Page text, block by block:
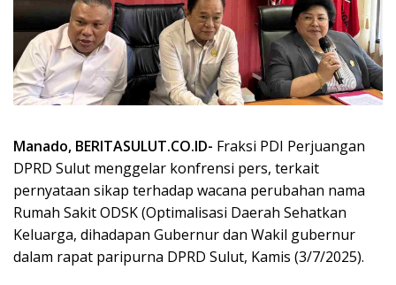
Manado, BERITASULUT.CO.ID- Fraksi PDI Perjuangan
DPRD Sulut menggelar konfrensi pers, terkait
pernyataan sikap terhadap wacana perubahan nama
Rumah Sakit ODSK (Optimalisasi Daerah Sehatkan
Keluarga, dihadapan Gubernur dan Wakil gubernur
dalam rapat paripurna DPRD Sulut, Kamis (3/7/2025).